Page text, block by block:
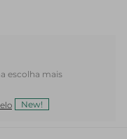
escolha mais
New!